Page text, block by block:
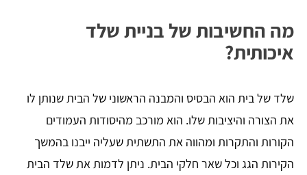
מה החשיבות של בניית שלד
איכותית?
שלד של בית הוא הבסיס והמבנה הראשוני של הבית שנותן לו
את הצורה והיציבות שלו. הוא מורכב מהיסודות העמודים
הקורות והתקרות ומהווה את התשתית שעליה ייבנו בהמשך
הקירות הגג וכל שאר חלקי הבית. ניתן לדמות את שלד הבית